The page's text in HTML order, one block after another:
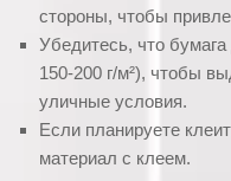
стороны, чтобы
Убедитесь, что
150-200 г/м²), чтобы
уличные условия.
Если планируете
материал с клеем.